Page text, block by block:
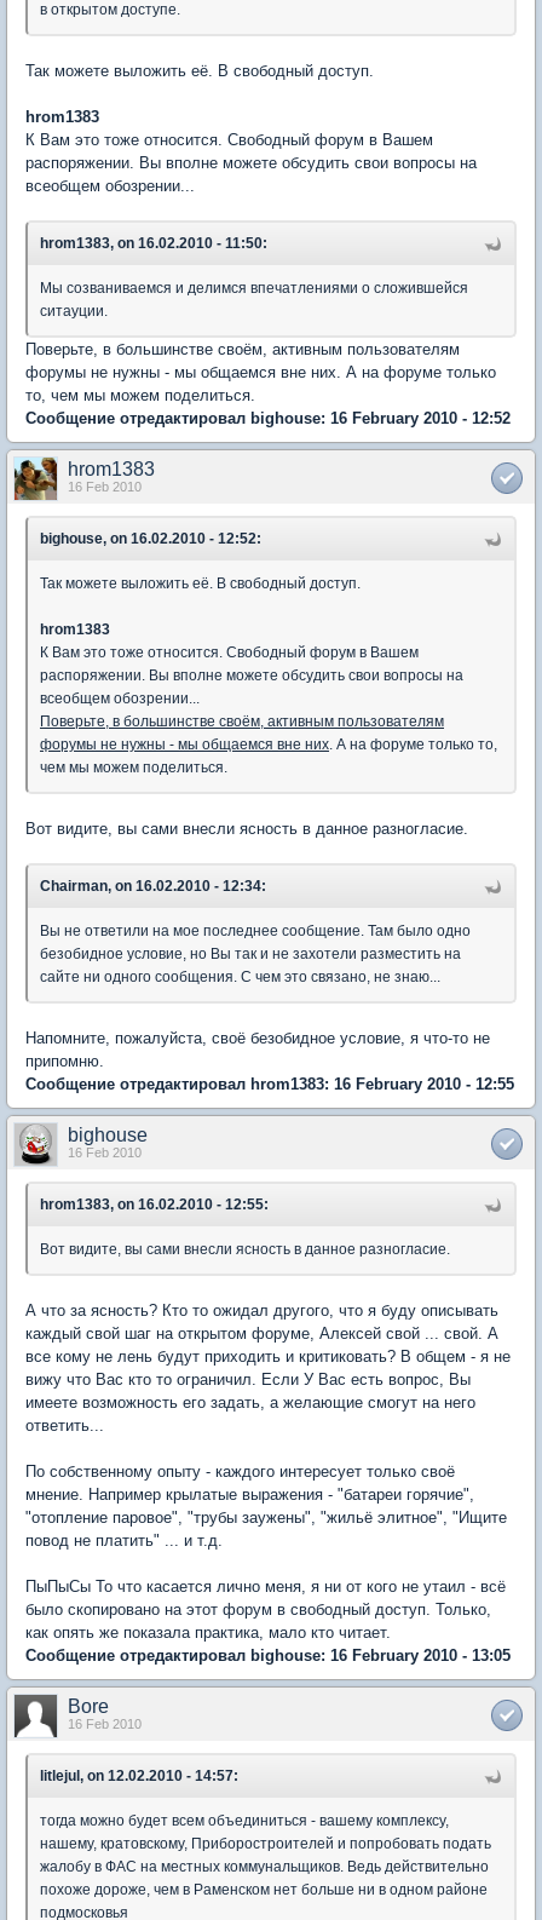
в открытом доступе.
Так можете выложить её. В свободный доступ.
hrom1383
К Вам это тоже относится. Свободный форум в Вашем
распоряжении. Вы вполне можете обсудить свои вопросы на
всеобщем обозрении...
hrom1383, on 16.02.2010 - 11:50:
Мы созваниваемся и делимся впечатлениями о сложившейся
ситауции.
Поверьте, в большинстве своём, активным пользователям
форумы не нужны - мы общаемся вне них. А на форуме только
то, чем мы можем поделиться.
Сообщение отредактировал bighouse: 16 February 2010 - 12:52
hrom1383
16 Feb 2010
bighouse, on 16.02.2010 - 12:52:
Так можете выложить её. В свободный доступ.
hrom1383
К Вам это тоже относится. Свободный форум в Вашем
распоряжении. Вы вполне можете обсудить свои вопросы на
всеобщем обозрении...
Поверьте, в большинстве своём, активным пользователям
форумы не нужны - мы общаемся вне них . А на форуме только то,
чем мы можем поделиться.
Вот видите, вы сами внесли ясность в данное разногласие.
Chairman, on 16.02.2010 - 12:34:
Вы не ответили на мое последнее сообщение. Там было одно
безобидное условие, но Вы так и не захотели разместить на
сайте ни одного сообщения. С чем это связано, не знаю...
Напомните, пожалуйста, своё безобидное условие, я что-то не
припомню.
Сообщение отредактировал hrom1383: 16 February 2010 - 12:55
bighouse
16 Feb 2010
hrom1383, on 16.02.2010 - 12:55:
Вот видите, вы сами внесли ясность в данное разногласие.
А что за ясность? Кто то ожидал другого, что я буду описывать
каждый свой шаг на открытом форуме, Алексей свой ... свой. А
все кому не лень будут приходить и критиковать? В общем - я не
вижу что Вас кто то ограничил. Если У Вас есть вопрос, Вы
имеете возможность его задать, а желающие смогут на него
ответить...
По собственному опыту - каждого интересует только своё
мнение. Например крылатые выражения - "батареи горячие",
"отопление паровое", "трубы заужены", "жильё элитное", "Ищите
повод не платить" ... и т.д.
ПыПыСы То что касается лично меня, я ни от кого не утаил - всё
было скопировано на этот форум в свободный доступ. Только,
как опять же показала практика, мало кто читает.
Сообщение отредактировал bighouse: 16 February 2010 - 13:05
Bore
16 Feb 2010
litlejul, on 12.02.2010 - 14:57:
тогда можно будет всем объединиться - вашему комплексу,
нашему, кратовскому, Приборостроителей и попробовать подать
жалобу в ФАС на местных коммунальщиков. Ведь действительно
похоже дороже, чем в Раменском нет больше ни в одном районе
подмосковья